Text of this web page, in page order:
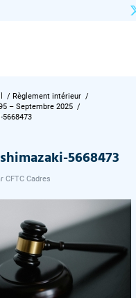
/ Règlement intérieur /
– Septembre 2025 /
5668473
5668473
CFTC Cadres